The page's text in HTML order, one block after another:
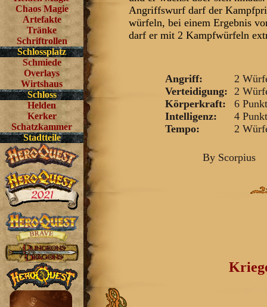
Chaos Magie
Artefakte
Tränke
Schriftrollen
Schlossplatz
Schmiede
Overlays
Wirtshaus
Schloss
Helden
Kerker
Schatzkammer
Stadtteile
Angriffswurf darf der
würfeln, bei einem Ergebnis
darf er mit 2 Kampfwürfeln
Angriff:
2
Verteidigung: 2
Körperkraft:
6
Intelligenz:
4
Tempo:
2
By Scorpius